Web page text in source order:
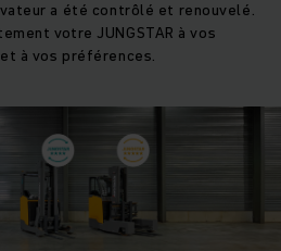
a été contrôlé et renouvelé.
votre JUNGSTAR à vos
à vos préférences.